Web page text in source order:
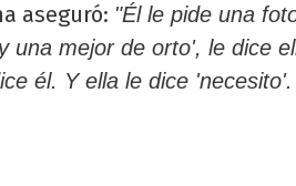
aseguró: "Él le pide una
una mejor de orto', le dice
él. Y ella le dice